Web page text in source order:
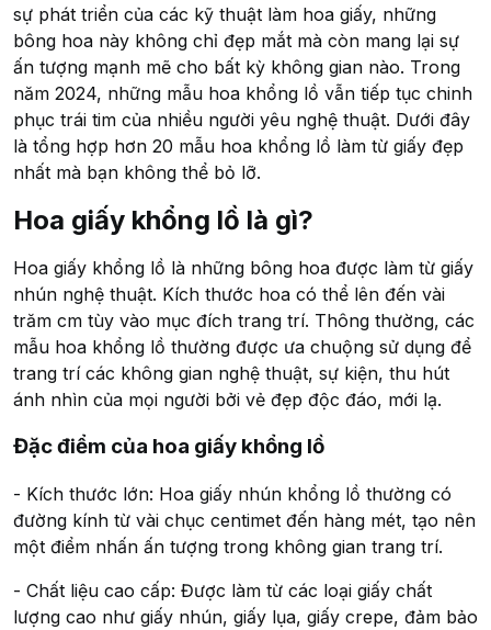
sự phát triển của các kỹ thuật làm hoa giấy, những
bông hoa này không chỉ đẹp mắt mà còn mang lại sự
ấn tượng mạnh mẽ cho bất kỳ không gian nào. Trong
năm 2024, những mẫu hoa khổng lồ vẫn tiếp tục chinh
phục trái tim của nhiều người yêu nghệ thuật. Dưới đây
là tổng hợp hơn 20 mẫu hoa khổng lồ làm từ giấy đẹp
nhất mà bạn không thể bỏ lỡ.
Hoa giấy khổng lồ là gì?
Hoa giấy khổng lồ là những bông hoa được làm từ giấy
nhún nghệ thuật. Kích thước hoa có thể lên đến vài
trăm cm tùy vào mục đích trang trí. Thông thường, các
mẫu hoa khổng lồ thường được ưa chuộng sử dụng để
trang trí các không gian nghệ thuật, sự kiện, thu hút
ánh nhìn của mọi người bởi vẻ đẹp độc đáo, mới lạ.
Đặc điểm của hoa giấy khổng lồ
- Kích thước lớn: Hoa giấy nhún khổng lồ thường có
đường kính từ vài chục centimet đến hàng mét, tạo nên
một điểm nhấn ấn tượng trong không gian trang trí.
- Chất liệu cao cấp: Được làm từ các loại giấy chất
lượng cao như giấy nhún, giấy lụa, giấy crepe, đảm bảo